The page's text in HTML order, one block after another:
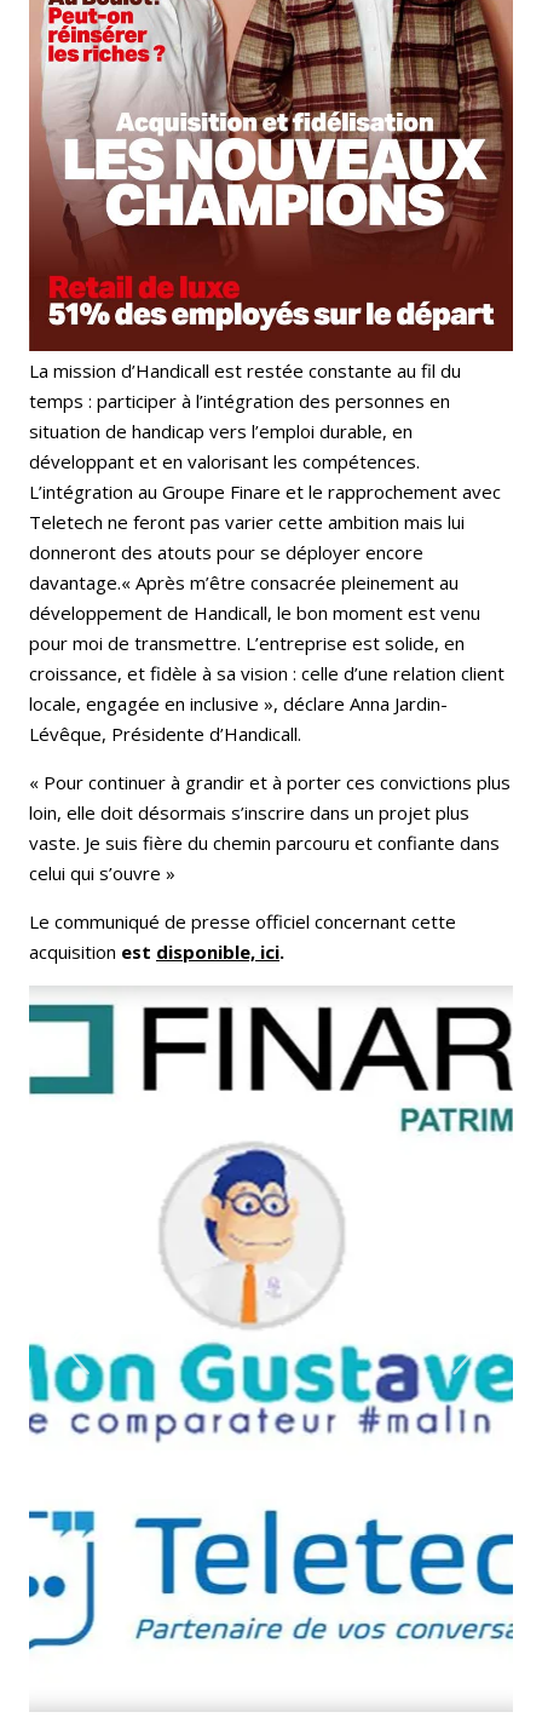
La mission d’Handicall est restée constante au fil du
temps : participer à l’intégration des personnes en
situation de handicap vers l’emploi durable, en
développant et en valorisant les compétences.
L’intégration au Groupe Finare et le rapprochement avec
Teletech ne feront pas varier cette ambition mais lui
donneront des atouts pour se déployer encore
davantage.« Après m’être consacrée pleinement au
développement de Handicall, le bon moment est venu
pour moi de transmettre. L’entreprise est solide, en
croissance, et fidèle à sa vision : celle d’une relation client
locale, engagée en inclusive », déclare Anna Jardin-
Lévêque, Présidente d’Handicall.
« Pour continuer à grandir et à porter ces convictions plus
loin, elle doit désormais s’inscrire dans un projet plus
vaste. Je suis fière du chemin parcouru et confiante dans
celui qui s’ouvre »
Le communiqué de presse officiel concernant cette
acquisition est disponible, ici.